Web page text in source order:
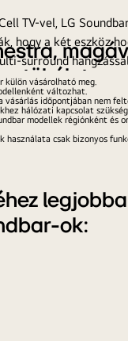
tökéletes
segítségével
és az LG Soundbar
készültek,
külön vásárolható meg.
változhat.
vásárlás időpontjában nem
hálózati kapcsolat
modellek régiónként és
használata csak bizonyos
ok: